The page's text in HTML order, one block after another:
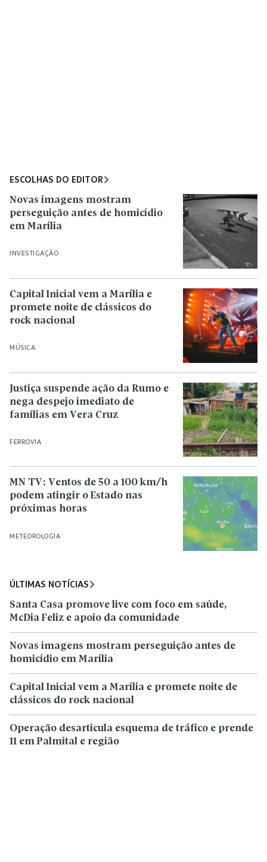
ESCOLHAS DO EDITOR
INVESTIGAÇÃO
Novas imagens mostram
perseguição antes de homicídio
em Marília
MÚSICA
Capital Inicial vem a Marília e
promete noite de clássicos do
rock nacional
FERROVIA
Justiça suspende ação da Rumo e
nega despejo imediato de
famílias em Vera Cruz
METEOROLOGIA
MN TV: Ventos de 50 a 100 km/h
podem atingir o Estado nas
próximas horas
ÚLTIMAS NOTÍCIAS
Santa Casa promove live com foco em saúde,
McDia Feliz e apoio da comunidade
Novas imagens mostram perseguição antes de
homicídio em Marília
Capital Inicial vem a Marília e promete noite de
clássicos do rock nacional
Operação desarticula esquema de tráfico e prende
11 em Palmital e região